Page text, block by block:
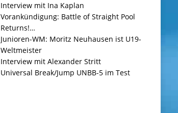
Interview mit Ina Kaplan
Vorankündigung: Battle of Straight Pool
Returns!…
Junioren-WM: Moritz Neuhausen ist U19-
Weltmeister
Interview mit Alexander Stritt
Universal Break/Jump UNBB-5 im Test